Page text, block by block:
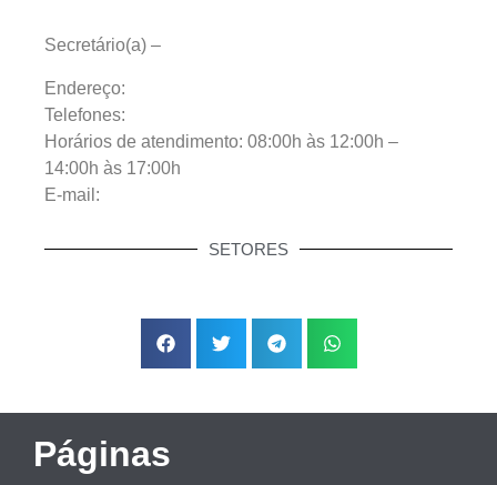
Secretário(a) –
Endereço:
Telefones:
Horários de atendimento: 08:00h às 12:00h –
14:00h às 17:00h
E-mail:
SETORES
Páginas